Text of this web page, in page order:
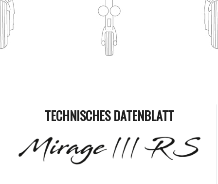
TECHNISCHES DATENBLATT